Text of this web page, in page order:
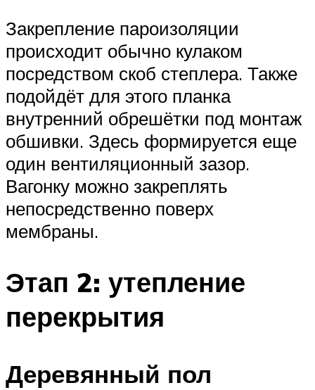
Закрепление пароизоляции
происходит обычно кулаком
посредством скоб степлера. Также
подойдёт для этого планка
внутренний обрешётки под монтаж
обшивки. Здесь формируется еще
один вентиляционный зазор.
Вагонку можно закреплять
непосредственно поверх
мембраны.
Этап 2: утепление
перекрытия
Деревянный пол